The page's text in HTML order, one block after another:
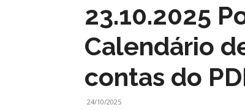
23.10.2025
Calendário
contas do
24/10/2025